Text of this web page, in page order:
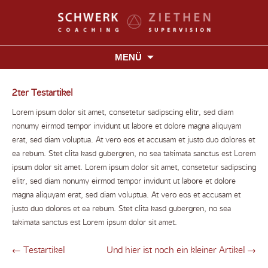
MENÜ
2ter Testartikel
Lorem ipsum dolor sit amet, consetetur sadipscing elitr, sed diam
nonumy eirmod tempor invidunt ut labore et dolore magna aliquyam
erat, sed diam voluptua. At vero eos et accusam et justo duo dolores et
ea rebum. Stet clita kasd gubergren, no sea takimata sanctus est Lorem
ipsum dolor sit amet. Lorem ipsum dolor sit amet, consetetur sadipscing
elitr, sed diam nonumy eirmod tempor invidunt ut labore et dolore
magna aliquyam erat, sed diam voluptua. At vero eos et accusam et
justo duo dolores et ea rebum. Stet clita kasd gubergren, no sea
takimata sanctus est Lorem ipsum dolor sit amet.
Beitrags-
Navigation
← Testartikel Und hier ist noch ein kleiner Artikel →